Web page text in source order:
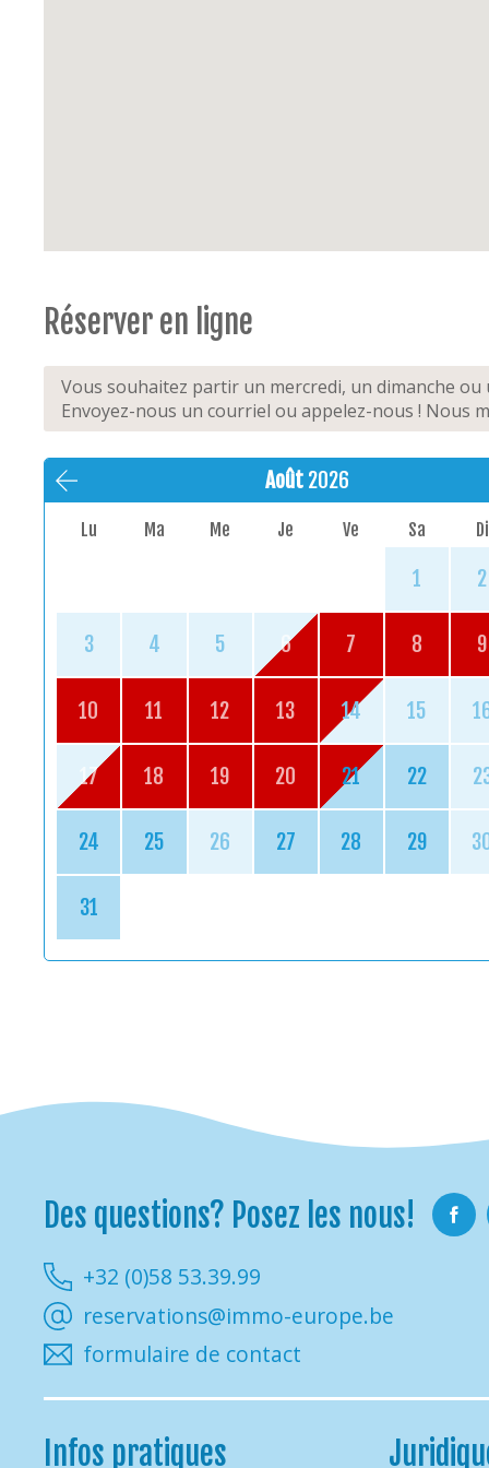
Réserver en ligne
Vous souhaitez partir un mercredi, un dimanche
Envoyez-nous un courriel ou appelez-nous ! Nous
Août 2026
Lu Ma Me Je Ve Sa Di
1 2
3 4 5 6 7 8 9
10 11 12 13 14 15
17 18 19 20 21 22
24 25 26 27 28 29
31
Des questions? Posez les nous!
+32 (0)58 53.39.99
reservations@immo-europe.be
formulaire de contact
Infos pratiques